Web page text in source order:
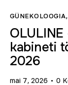
GÜNEKOLOOGIA
kabineti
2026
mai 7, 2026 0